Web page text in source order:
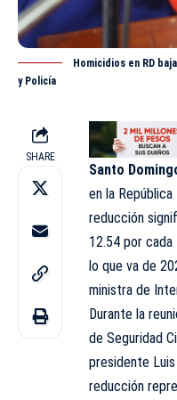
Homicidios en RD
y Policía
SHARE
Santo
en la
reducción
12.54 por
lo que va de
ministra de
Durante la
de Seguridad
presidente
reducción